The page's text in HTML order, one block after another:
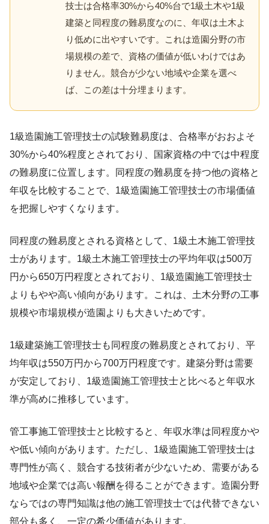
技士は合格率30%から40%台で1級土木や1級
建築と同程度の難易度なのに、年収は土木よ
り低めに出やすいです。これは造園分野の市
場規模の差で、資格の価値が低いわけではあ
りません。競合が少ない地域や企業を選べ
ば、この差は十分埋まります。
1級造園施工管理技士の試験難易度は、合格率がおおよそ
30%から40%程度とされており、国家資格の中では中程度
の難易度に位置します。同程度の難易度を持つ他の資格と
年収を比較することで、1級造園施工管理技士の市場価値
を把握しやすくなります。
同程度の難易度とされる資格として、1級土木施工管理技
士があります。1級土木施工管理技士の平均年収は500万
円から650万円程度とされており、1級造園施工管理技士
よりもやや高い傾向があります。これは、土木分野の工事
規模や市場規模が造園よりも大きいためです。
1級建築施工管理技士も同程度の難易度とされており、平
均年収は550万円から700万円程度です。建築分野は需要
が安定しており、1級造園施工管理技士と比べると年収水
準が高めに推移しています。
管工事施工管理技士と比較すると、年収水準は同程度かや
や低い傾向があります。ただし、1級造園施工管理技士は
専門性が高く、競合する技術者が少ないため、需要がある
地域や企業では高い報酬を得ることができます。造園分野
ならではの専門知識は他の施工管理技士では代替できない
部分も多く、一定の希少価値があります。